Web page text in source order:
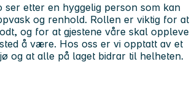
ser etter en hyggelig person som kan
og renhold. Rollen er viktig for at
og for at gjestene våre skal oppleve
å være. Hos oss er vi opptatt av et
og at alle på laget bidrar til helheten.